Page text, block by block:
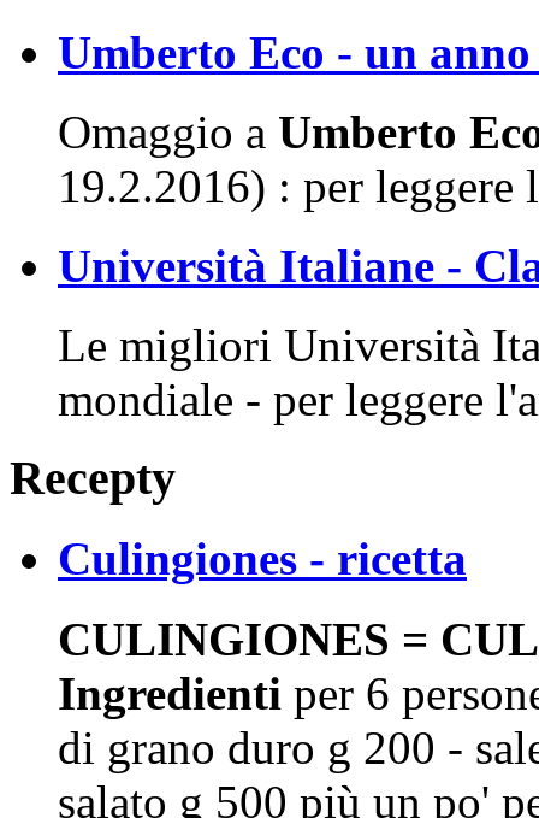
Umberto Eco - un
Omaggio a Umberto
19.2.2016) : per
Università Italiane -
Le migliori Università
mondiale - per leggere
Recepty
Culingiones - ricetta
CULINGIONES =
Ingredienti per 6
di grano duro g 200 -
salato g 500 più un po'